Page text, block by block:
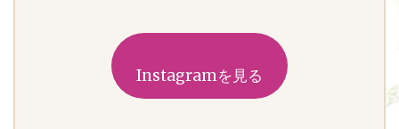
Instagramを見る